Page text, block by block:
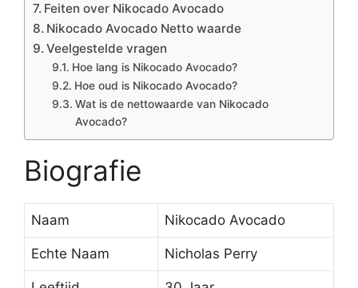
Feiten over Nikocado Avocado
Nikocado Avocado Netto waarde
Veelgestelde vragen
Hoe lang is Nikocado Avocado?
Hoe oud is Nikocado Avocado?
Wat is de nettowaarde van Nikocado
Avocado?
Biografie
Naam Nikocado Avocado
Echte Naam Nicholas Perry